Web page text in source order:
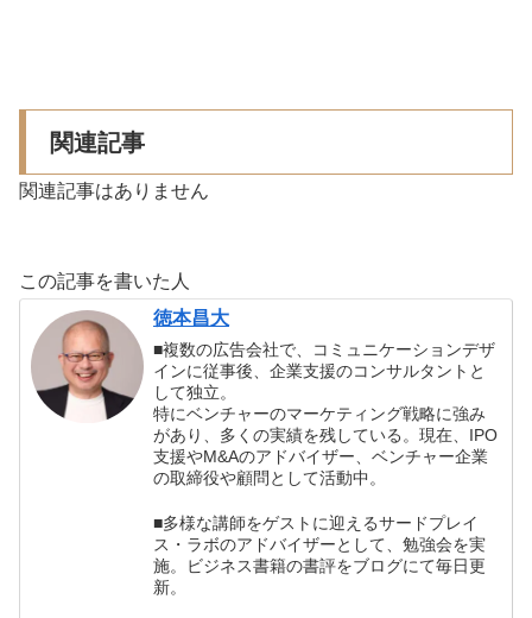
関連記事
関連記事はありません
この記事を書いた人
徳本昌大
■複数の広告会社で、コミュニケーションデザ
インに従事後、企業支援のコンサルタントと
して独立。
特にベンチャーのマーケティング戦略に強み
があり、多くの実績を残している。現在、IPO
支援やM&Aのアドバイザー、ベンチャー企業
の取締役や顧問として活動中。
■多様な講師をゲストに迎えるサードプレイ
ス・ラボのアドバイザーとして、勉強会を実
施。ビジネス書籍の書評をブログにて毎日更
新。